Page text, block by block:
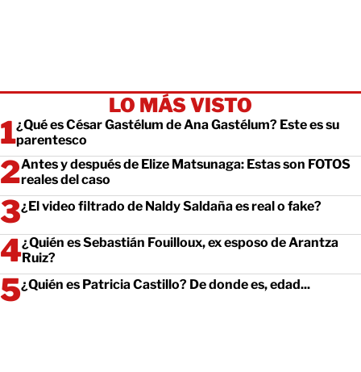
LO MÁS VISTO
¿Qué es César Gastélum de Ana Gastélum? Este es su
parentesco
Antes y después de Elize Matsunaga: Estas son FOTOS
reales del caso
¿El video filtrado de Naldy Saldaña es real o fake?
¿Quién es Sebastián Fouilloux, ex esposo de Arantza
Ruiz?
¿Quién es Patricia Castillo? De donde es, edad...